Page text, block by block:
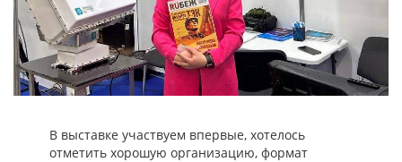
В выставке участвуем впервые, хотелось
отметить хорошую организацию, формат